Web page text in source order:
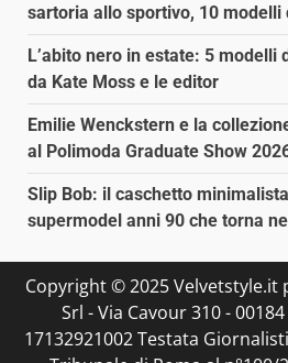
sartoria allo sportivo, 10 modelli
L’abito nero in estate: 5 modelli
da Kate Moss e le editor
Emilie Wenckstern e la
al Polimoda Graduate Show
Slip Bob: il caschetto
supermodel anni 90 che torna
Copyright © 2025 Velvetstyle.it
Srl - Via Cavour 310 -
17132921002 Testata